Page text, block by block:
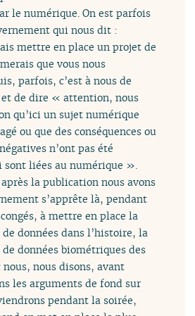
le numérique. On est parfois
qui nous dit :
mettre en place un projet de
que vous nous
parfois, c’est à nous de
de dire « attention, nous
qu’ici un sujet numérique
ou que des conséquences ou
n’ont pas été
sont liées au numérique ».
la publication nous avons
s’apprête là, pendant
à mettre en place la
données dans l’histoire, la
données biométriques des
nous disons, avant
les arguments de fond sur
pendant la soirée,